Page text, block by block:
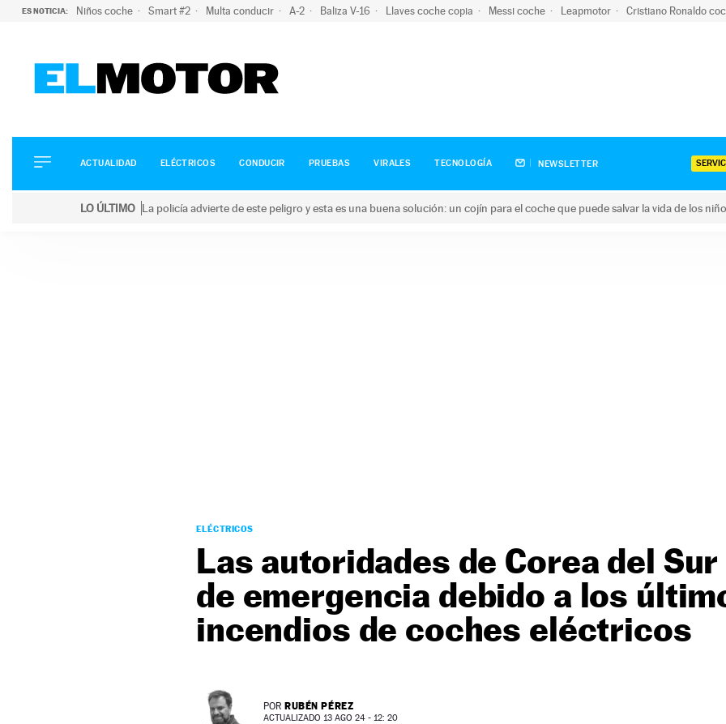
ES NOTICIA: Niños coche Smart #2 Multa conducir A-2 Baliza V-16 Llaves coche copia Messi coche Leapmotor Cristiano Ronaldo
ELÉCTRICOS
CONDUCIR
ACTUALIDAD ELÉCTRICOS CONDUCIR PRUEBAS VIRALES TECNOLOGÍA NEWSLETTER
LO ÚLTIMO La policía advierte de este peligro y esta es una buena solución: un cojín para el coche que puede salvar la vida de los
ELÉCTRICOS
Las autoridades de Corea del
de emergencia debido a los
incendios de coches eléctricos
POR RUBÉN PÉREZ
ACTUALIZADO 13 AGO 24 - 12: 20